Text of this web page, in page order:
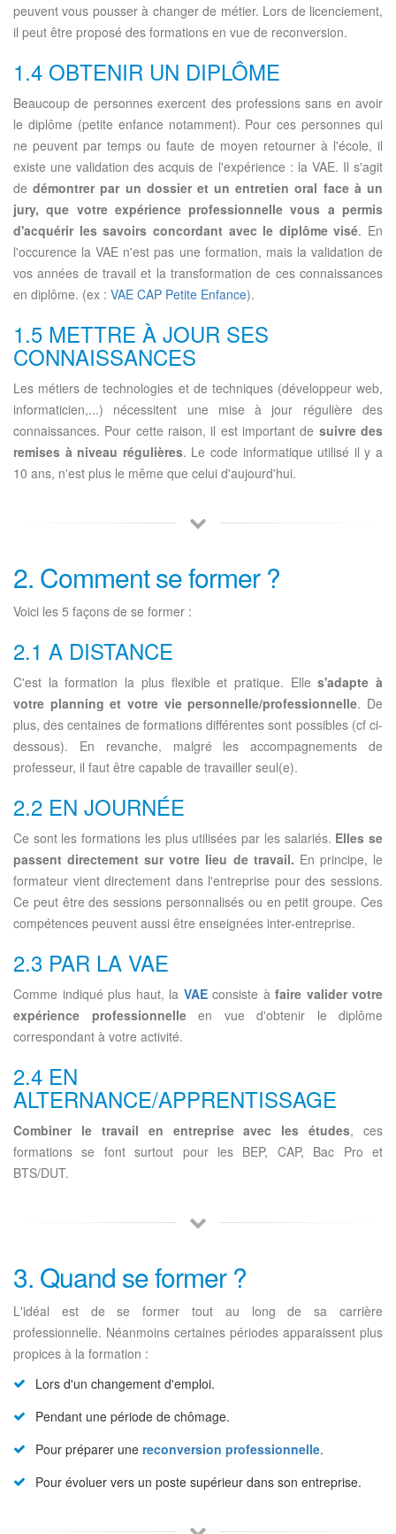
peuvent vous pousser à changer de métier. Lors de licenciement,
il peut être proposé des formations en vue de reconversion.
1.4 OBTENIR UN DIPLÔME
Beaucoup de personnes exercent des professions sans en avoir
le diplôme (petite enfance notamment). Pour ces personnes qui
ne peuvent par temps ou faute de moyen retourner à l'école, il
existe une validation des acquis de l'expérience : la VAE. Il s'agit
dedémontrer par un dossier et un entretien oral face à un
jury, que votre expérience professionnelle vous a permis
d'acquérir les savoirs concordant avec le diplôme visé. En
l'occurence la VAE n'est pas une formation, mais la validation de
vos années de travail et la transformation de ces connaissances
en diplôme. (ex : VAE CAP Petite Enfance).
1.5 METTRE À JOUR SES
CONNAISSANCES
Les métiers de technologies et de techniques (développeur web,
informaticien,...) nécessitent une mise à jour régulière des
connaissances. Pour cette raison, il est important de suivre des
remises à niveau régulières. Le code informatique utilisé il y a
10 ans, n'est plus le même que celui d'aujourd'hui.
2. Comment se former ?
Voici les 5 façons de se former :
2.1 A DISTANCE
C'est la formation la plus flexible et pratique. Elles'adapte à
votre planning et votre vie personnelle/professionnelle. De
plus, des centaines de formations différentes sont possibles (cf ci-
dessous). En revanche, malgré les accompagnements de
professeur, il faut être capable de travailler seul(e).
2.2 EN JOURNÉE
Ce sont les formations les plus utilisées par les salariés. Elles se
passent directement sur votre lieu de travail. En principe, le
formateur vient directement dans l'entreprise pour des sessions.
Ce peut être des sessions personnalisés ou en petit groupe. Ces
compétences peuvent aussi être enseignées inter-entreprise.
2.3 PAR LA VAE
Comme indiqué plus haut, la VAEconsiste à faire valider votre
expérience professionnelleen vue d'obtenir le diplôme
correspondant à votre activité.
2.4 EN
ALTERNANCE/APPRENTISSAGE
Combiner le travail en entreprise avec les études, ces
formations se font surtout pour les BEP, CAP, Bac Pro et
BTS/DUT.
3. Quand se former ?
L'idéal est de se former tout au long de sa carrière
professionnelle. Néanmoins certaines périodes apparaissent plus
propices à la formation :
Lors d'un changement d'emploi.
Pendant une période de chômage.
Pour préparer une reconversion professionnelle.
Pour évoluer vers un poste supérieur dans son entreprise.